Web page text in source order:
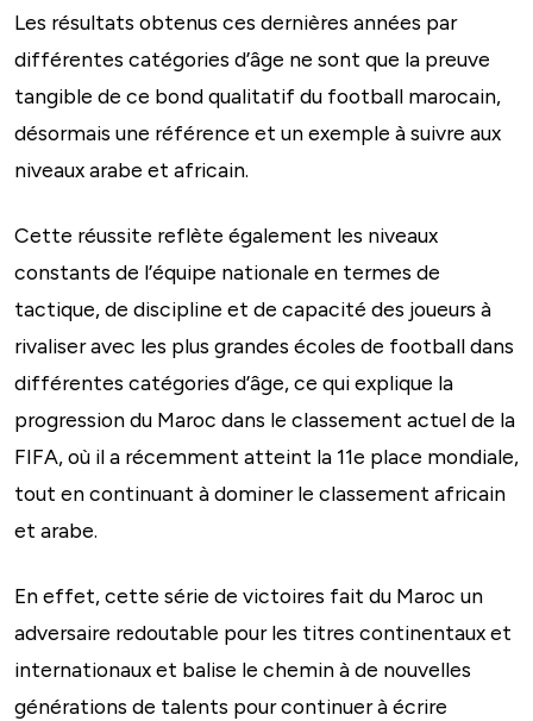
Les résultats obtenus ces dernières années par
différentes catégories d’âge ne sont que la preuve
tangible de ce bond qualitatif du football marocain,
désormais une référence et un exemple à suivre aux
niveaux arabe et africain.
Cette réussite reflète également les niveaux
constants de l’équipe nationale en termes de
tactique, de discipline et de capacité des joueurs à
rivaliser avec les plus grandes écoles de football dans
différentes catégories d’âge, ce qui explique la
progression du Maroc dans le classement actuel de la
FIFA, où il a récemment atteint la 11e place mondiale,
tout en continuant à dominer le classement africain
et arabe.
En effet, cette série de victoires fait du Maroc un
adversaire redoutable pour les titres continentaux et
internationaux et balise le chemin à de nouvelles
générations de talents pour continuer à écrire